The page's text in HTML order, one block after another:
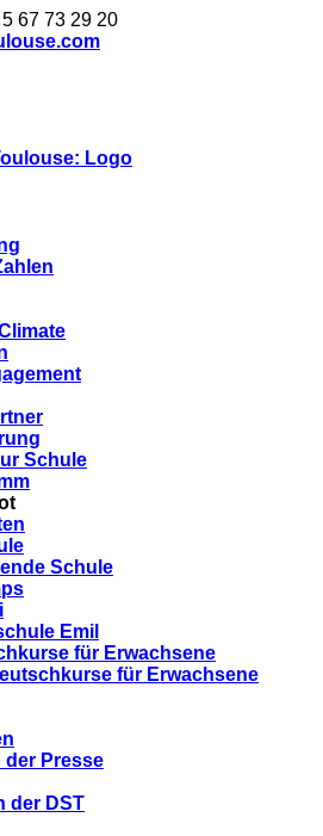
67 73 29 20
Schule
Schule
Emil
für Erwachsene
für Erwachsene
der Presse
der DST